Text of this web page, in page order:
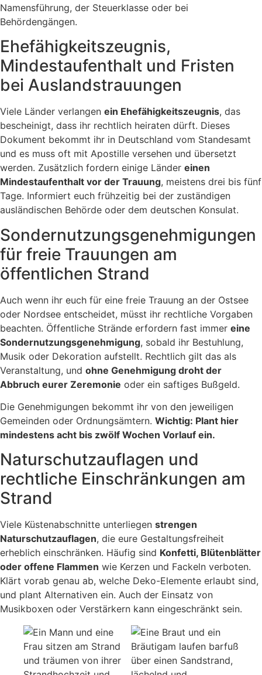
Namensführung, der Steuerklasse oder bei
Behördengängen.
Ehefähigkeitszeugnis,
Mindestaufenthalt und Fristen
bei Auslandstrauungen
Viele Länder verlangen ein Ehefähigkeitszeugnis, das
bescheinigt, dass ihr rechtlich heiraten dürft. Dieses
Dokument bekommt ihr in Deutschland vom Standesamt
und es muss oft mit Apostille versehen und übersetzt
werden. Zusätzlich fordern einige Länder einen
Mindestaufenthalt vor der Trauung, meistens drei bis fünf
Tage. Informiert euch frühzeitig bei der zuständigen
ausländischen Behörde oder dem deutschen Konsulat.
Sondernutzungsgenehmigungen
für freie Trauungen am
öffentlichen Strand
Auch wenn ihr euch für eine freie Trauung an der Ostsee
oder Nordsee entscheidet, müsst ihr rechtliche Vorgaben
beachten. Öffentliche Strände erfordern fast immer eine
Sondernutzungsgenehmigung, sobald ihr Bestuhlung,
Musik oder Dekoration aufstellt. Rechtlich gilt das als
Veranstaltung, und ohne Genehmigung droht der
Abbruch eurer Zeremonie oder ein saftiges Bußgeld.
Die Genehmigungen bekommt ihr von den jeweiligen
Gemeinden oder Ordnungsämtern. Wichtig: Plant hier
mindestens acht bis zwölf Wochen Vorlauf ein.
Naturschutzauflagen und
rechtliche Einschränkungen am
Strand
Viele Küstenabschnitte unterliegen strengen
Naturschutzauflagen, die eure Gestaltungsfreiheit
erheblich einschränken. Häufig sind Konfetti, Blütenblätter
oder offene Flammen wie Kerzen und Fackeln verboten.
Klärt vorab genau ab, welche Deko-Elemente erlaubt sind,
und plant Alternativen ein. Auch der Einsatz von
Musikboxen oder Verstärkern kann eingeschränkt sein.